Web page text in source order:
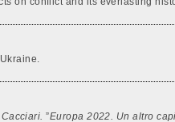
Cacciari.”Europa 2022. Un altro